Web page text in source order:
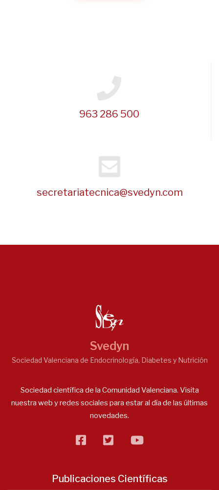
963 286 500
secretariatecnica@svedyn.com
Svedyn
Sociedad Valenciana de Endocrinología, Diabetes y Nutrición
Sociedad científica de la Comunidad Valenciana. Visita
nuestra web y redes sociales para estar al día de las últimas
novedades.
facebooktwitterflickr
Publicaciones Científicas